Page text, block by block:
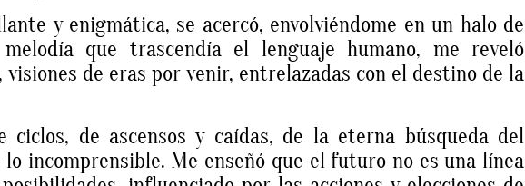
y enigmática, se acercó, envolviéndome en un halo de
que trascendía el lenguaje humano, me reveló
de eras por venir, entrelazadas con el destino de la
ciclos, de ascensos y caídas, de la eterna búsqueda del
incomprensible. Me enseñó que el futuro no es una línea